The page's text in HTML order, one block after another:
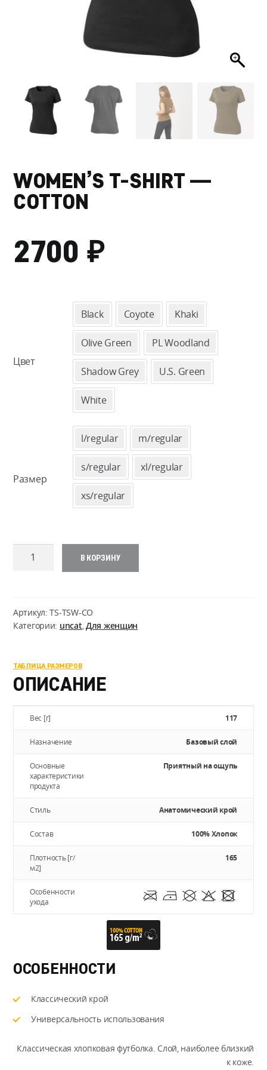
WOMEN’S T-SHIRT —
COTTON
2700 ₽
Цвет
Black Coyote Khaki
Olive Green PL Woodland
Shadow Grey U.S. Green
White
Размер
l/regular m/regular
s/regular xl/regular
xs/regular
Количество
Shirt
-
В КОРЗИНУ
Артикул:TS-TSW-CO
Категории: uncat Для женщин
ТАБЛИЦА РАЗМЕРОВ
ОПИСАНИЕ
Вес [г] 117
Назначение Базовый слой
Основные
характеристики
продукта
Приятный на ощупь
Стиль Анатомический крой
Состав 100% Хлопок
Плотность [г/
м2]
165
Особенности
ухода
ОСОБЕННОСТИ
Классический крой
Универсальность использования
Классическая хлопковая футболка. Слой, наиболее близкий
к коже.